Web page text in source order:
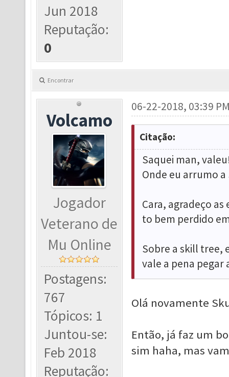
Jun 2018
Reputação:
0
Encontrar
Volcamo
Jogador
Veterano de
Mu Online
Postagens:
767
Tópicos: 1
Juntou-se:
Feb 2018
Reputação:
06-22-2018, 03:39
Citação:
Saquei man,
Onde eu arrumo
Cara, agradeço
to bem perdido
Sobre a skill tree,
vale a pena pegar
Olá novamente
Então, já faz um
sim haha, mas